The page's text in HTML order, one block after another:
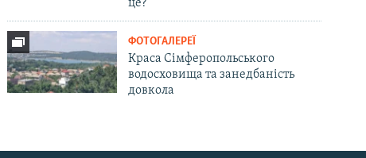
це?
ФОТОГАЛЕРЕЇ
Краса Сімферопольського
водосховища та занедбаність
довкола